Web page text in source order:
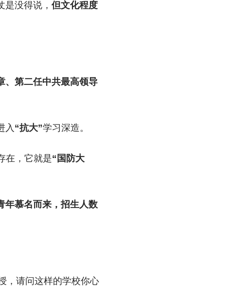
没得说， 但文化程度
、第二任中共最高领导
入 “抗大”学习深造。
在，它就是“国防大
年慕名而来，招生人数
，请问这样的学校你心